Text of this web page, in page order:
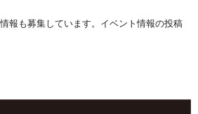
報も募集しています。イベント情報の投稿